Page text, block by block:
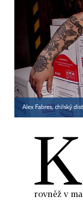
Alex Fabres, chilský
K
rovněž v